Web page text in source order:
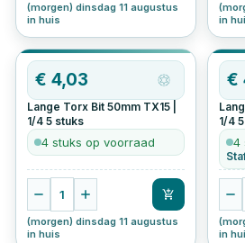
(morgen) dinsdag 11 augustus
in huis
in
€4,03
Lange Torx Bit 50mm TX15 |
1/4 5 stuks
4 stuks op voorraad
1
(morgen) dinsdag 11 augustus
in huis
€
1/4 5
4
in